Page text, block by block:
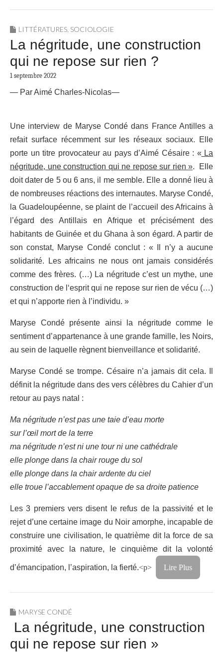
LITTÉRATURES SOCIOLOGIE
La négritude, une construction
qui ne repose sur rien ?
1 septembre 2022
— Par Aimé Charles-Nicolas—
Une interview de Maryse Condé dans France Antilles a
refait surface récemment sur les réseaux sociaux. Elle
porte un titre provocateur au pays d’Aimé Césaire : « La
négritude, une construction qui ne repose sur rien ». Elle
doit dater de 5 ou 6 ans, il me semble. Elle a donné lieu à
de nombreuses réactions des internautes. Maryse Condé,
la Guadeloupéenne, se plaint de l’accueil des Africains à
l’égard des Antillais en Afrique et précisément des
habitants de Guinée et du Ghana à son égard. A partir de
son constat, Maryse Condé conclut : « Il n’y a aucune
solidarité. Les africains ne nous ont jamais considérés
comme des frères. (…) La négritude c’est un mythe, une
construction de l‘esprit qui ne repose sur rien de vécu (…)
et qui n’apporte rien à l’individu. »
Maryse Condé présente ainsi la négritude comme le
sentiment d’appartenance à une grande famille, les Noirs,
au sein de laquelle règnent bienveillance et solidarité.
Maryse Condé se trompe. Césaire n’a jamais dit cela. Il
définit la négritude dans des vers célèbres du Cahier d’un
retour au pays natal :
Ma négritude n’est pas une taie d’eau morte
sur l’œil mort de la terre
ma négritude n’est ni une tour ni une cathédrale
elle plonge dans la chair rouge du sol
elle plonge dans la chair ardente du ciel
elle troue l’accablement opaque de sa droite patience
Les 3 premiers vers disent le refus de la passivité et le
rejet d’une certaine image du Noir amorphe, incapable de
construire une civilisation, le quatrième dit la force de sa
proximité avec la nature, le cinquième dit la volonté
d’émancipation, l’aspiration, la fierté.<p> Lire Plus
MARYSE CONDÉ
La négritude, une construction
qui ne repose sur rien »